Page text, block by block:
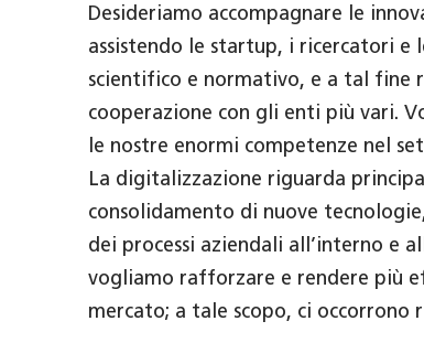
Desideriamo accompagnare le
assistendo le startup, i ricercatori e
scientifico e normativo, e a tal fine
cooperazione con gli enti più vari.
le nostre enormi competenze nel
La digitalizzazione riguarda
consolidamento di nuove
dei processi aziendali all’interno e
vogliamo rafforzare e rendere più
mercato; a tale scopo, ci occorrono